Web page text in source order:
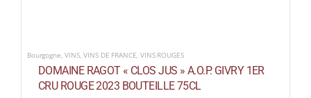
Bourgogne,VINS,VINS DE FRANCE,VINS ROUGES
DOMAINE RAGOT « CLOS JUS » A.O.P. GIVRY 1ER
CRU ROUGE 2023 BOUTEILLE 75CL